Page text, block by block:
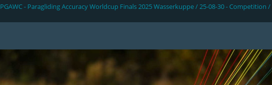
PGAWC - Paragliding Accuracy Worldcup Finals 2025 Wasserkuppe/25-08-30 - Competition /